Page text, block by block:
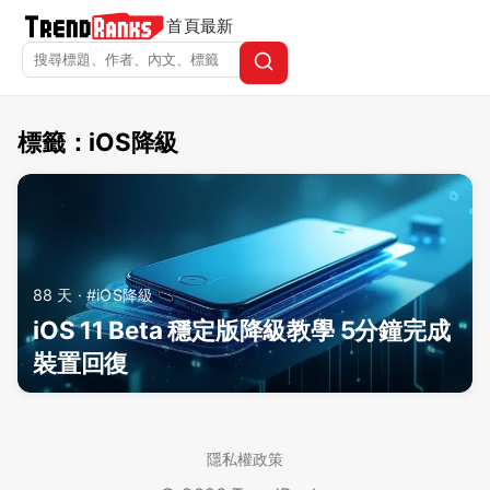
首頁最新
TrendRanks - 標籤 iOS降級
標籤：iOS降級
88 天 · #iOS降級
iOS 11 Beta 穩定版降級教學 5分鐘完成
裝置回復
隱私權政策